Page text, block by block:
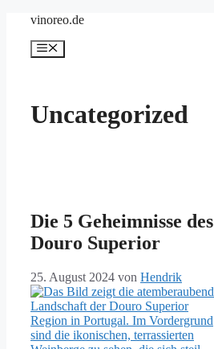
springen
vinoreo.de
Menü
Uncategorized
Die 5 Geheimnisse des
Douro Superior
25. August 2024 von Hendrik